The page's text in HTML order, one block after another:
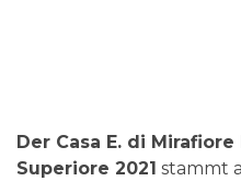
Der Casa E. di Mirafiore
Superiore 2021 stammt